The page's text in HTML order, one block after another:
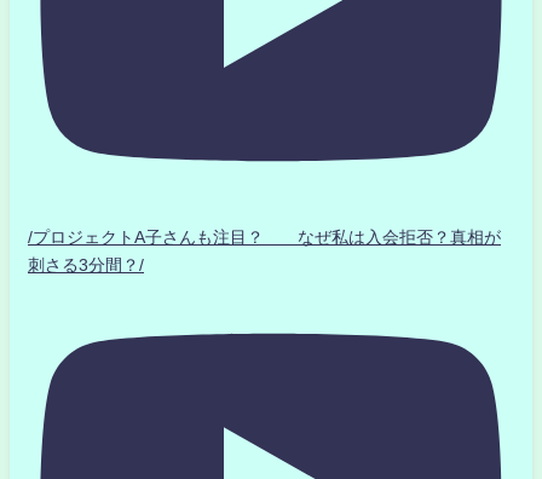
/プロジェクトA子さんも注目？ なぜ私は入会拒否？真相が
刺さる3分間？/